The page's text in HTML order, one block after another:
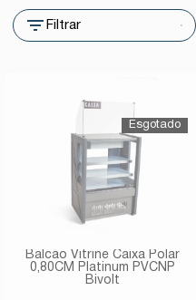
Filtrar
Balcão Vitrine Caixa Polar
0,80CM Platinum PVCNP
Bivolt